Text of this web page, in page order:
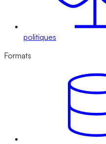
politiques
Formats